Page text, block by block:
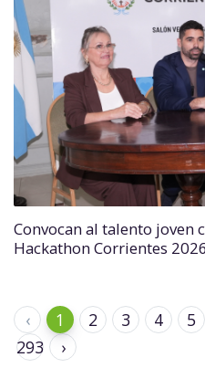
Convocan al talento joven
Hackathon Corrientes 2026
‹ 1 2 3 4 5
293
›